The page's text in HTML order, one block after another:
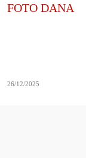
FOTO DANA
26/12/2025